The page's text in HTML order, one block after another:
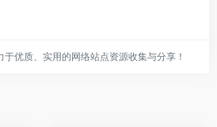
优质、实用的网络站点资源收集与分享！